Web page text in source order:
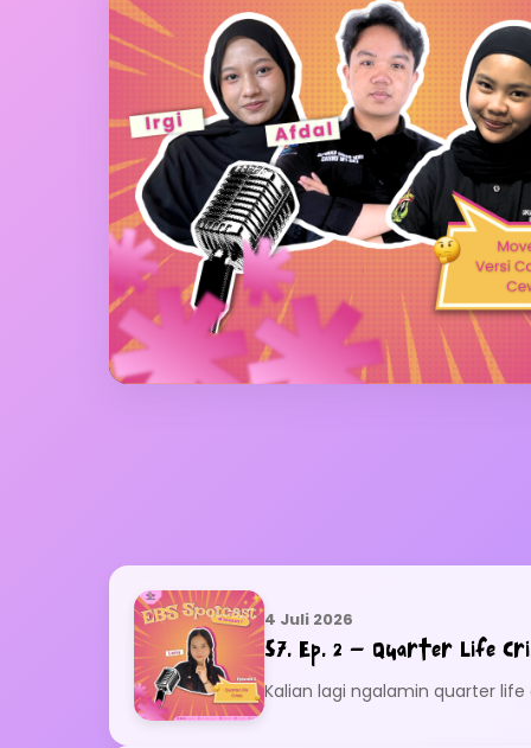
4 Juli 2026
S7. Ep. 2 – Quarter Life
Kalian lagi ngalamin quarter